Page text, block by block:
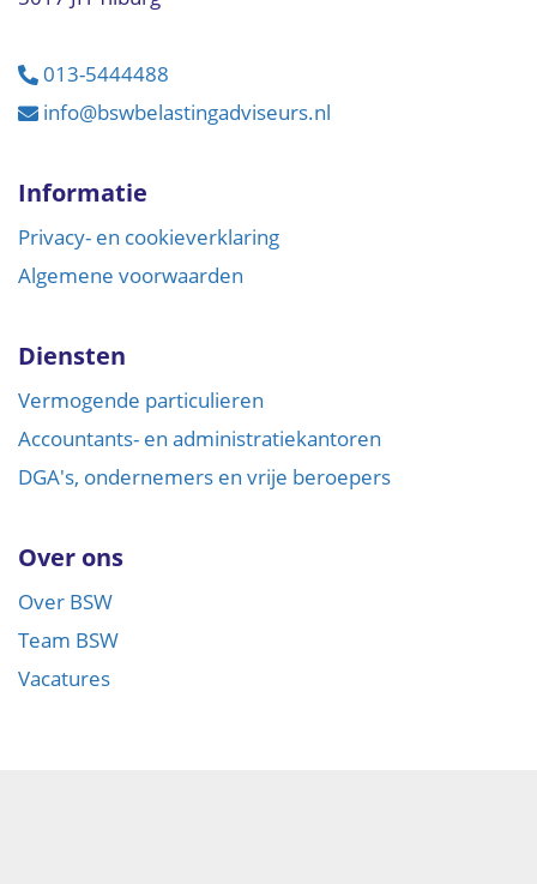
013-5444488
info@bswbelastingadviseurs.nl
Informatie
Privacy- en cookieverklaring
Algemene voorwaarden
Diensten
Vermogende particulieren
Accountants- en administratiekantoren
DGA's, ondernemers en vrije beroepers
Over ons
Over BSW
Team BSW
Vacatures